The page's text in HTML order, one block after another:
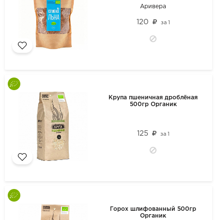
Аривера
120 за 1
Крупа пшеничная дроблёная
500гр Органик
125 за 1
Горох шлифованный 500гр
Органик